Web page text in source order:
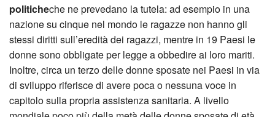
politicheche ne prevedano la tutela: ad esempio in una
nazione su cinque nel mondo le ragazze non hanno gli
stessi diritti sull’eredità dei ragazzi, mentre in 19 Paesi le
donne sono obbligate per legge a obbedire ai loro mariti.
Inoltre, circa un terzo delle donne sposate nei Paesi in via
di sviluppo riferisce di avere poca o nessuna voce in
capitolo sulla propria assistenza sanitaria. A livello